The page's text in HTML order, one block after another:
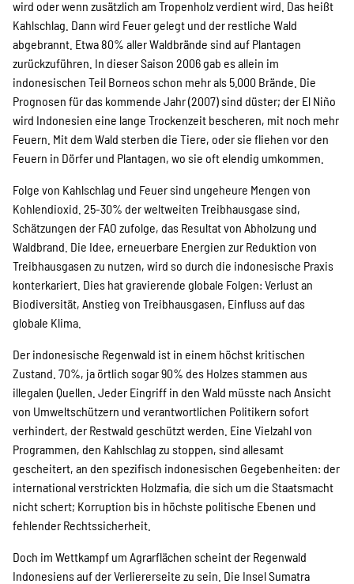
wird oder wenn zusätzlich am Tropenholz verdient wird. Das heißt
Kahlschlag. Dann wird Feuer gelegt und der restliche Wald
abgebrannt. Etwa 80% aller Waldbrände sind auf Plantagen
zurückzuführen. In dieser Saison 2006 gab es allein im
indonesischen Teil Borneos schon mehr als 5.000 Brände. Die
Prognosen für das kommende Jahr (2007) sind düster; der El Niño
wird Indonesien eine lange Trockenzeit bescheren, mit noch mehr
Feuern. Mit dem Wald sterben die Tiere, oder sie fliehen vor den
Feuern in Dörfer und Plantagen, wo sie oft elendig umkommen.
Folge von Kahlschlag und Feuer sind ungeheure Mengen von
Kohlendioxid. 25-30% der weltweiten Treibhausgase sind,
Schätzungen der FAO zufolge, das Resultat von Abholzung und
Waldbrand. Die Idee, erneuerbare Energien zur Reduktion von
Treibhausgasen zu nutzen, wird so durch die indonesische Praxis
konterkariert. Dies hat gravierende globale Folgen: Verlust an
Biodiversität, Anstieg von Treibhausgasen, Einfluss auf das
globale Klima.
Der indonesische Regenwald ist in einem höchst kritischen
Zustand. 70%, ja örtlich sogar 90% des Holzes stammen aus
illegalen Quellen. Jeder Eingriff in den Wald müsste nach Ansicht
von Umweltschützern und verantwortlichen Politikern sofort
verhindert, der Restwald geschützt werden. Eine Vielzahl von
Programmen, den Kahlschlag zu stoppen, sind allesamt
gescheitert, an den spezifisch indonesischen Gegebenheiten: der
international verstrickten Holzmafia, die sich um die Staatsmacht
nicht schert; Korruption bis in höchste politische Ebenen und
fehlender Rechtssicherheit.
Doch im Wettkampf um Agrarflächen scheint der Regenwald
Indonesiens auf der Verliererseite zu sein. Die Insel Sumatra